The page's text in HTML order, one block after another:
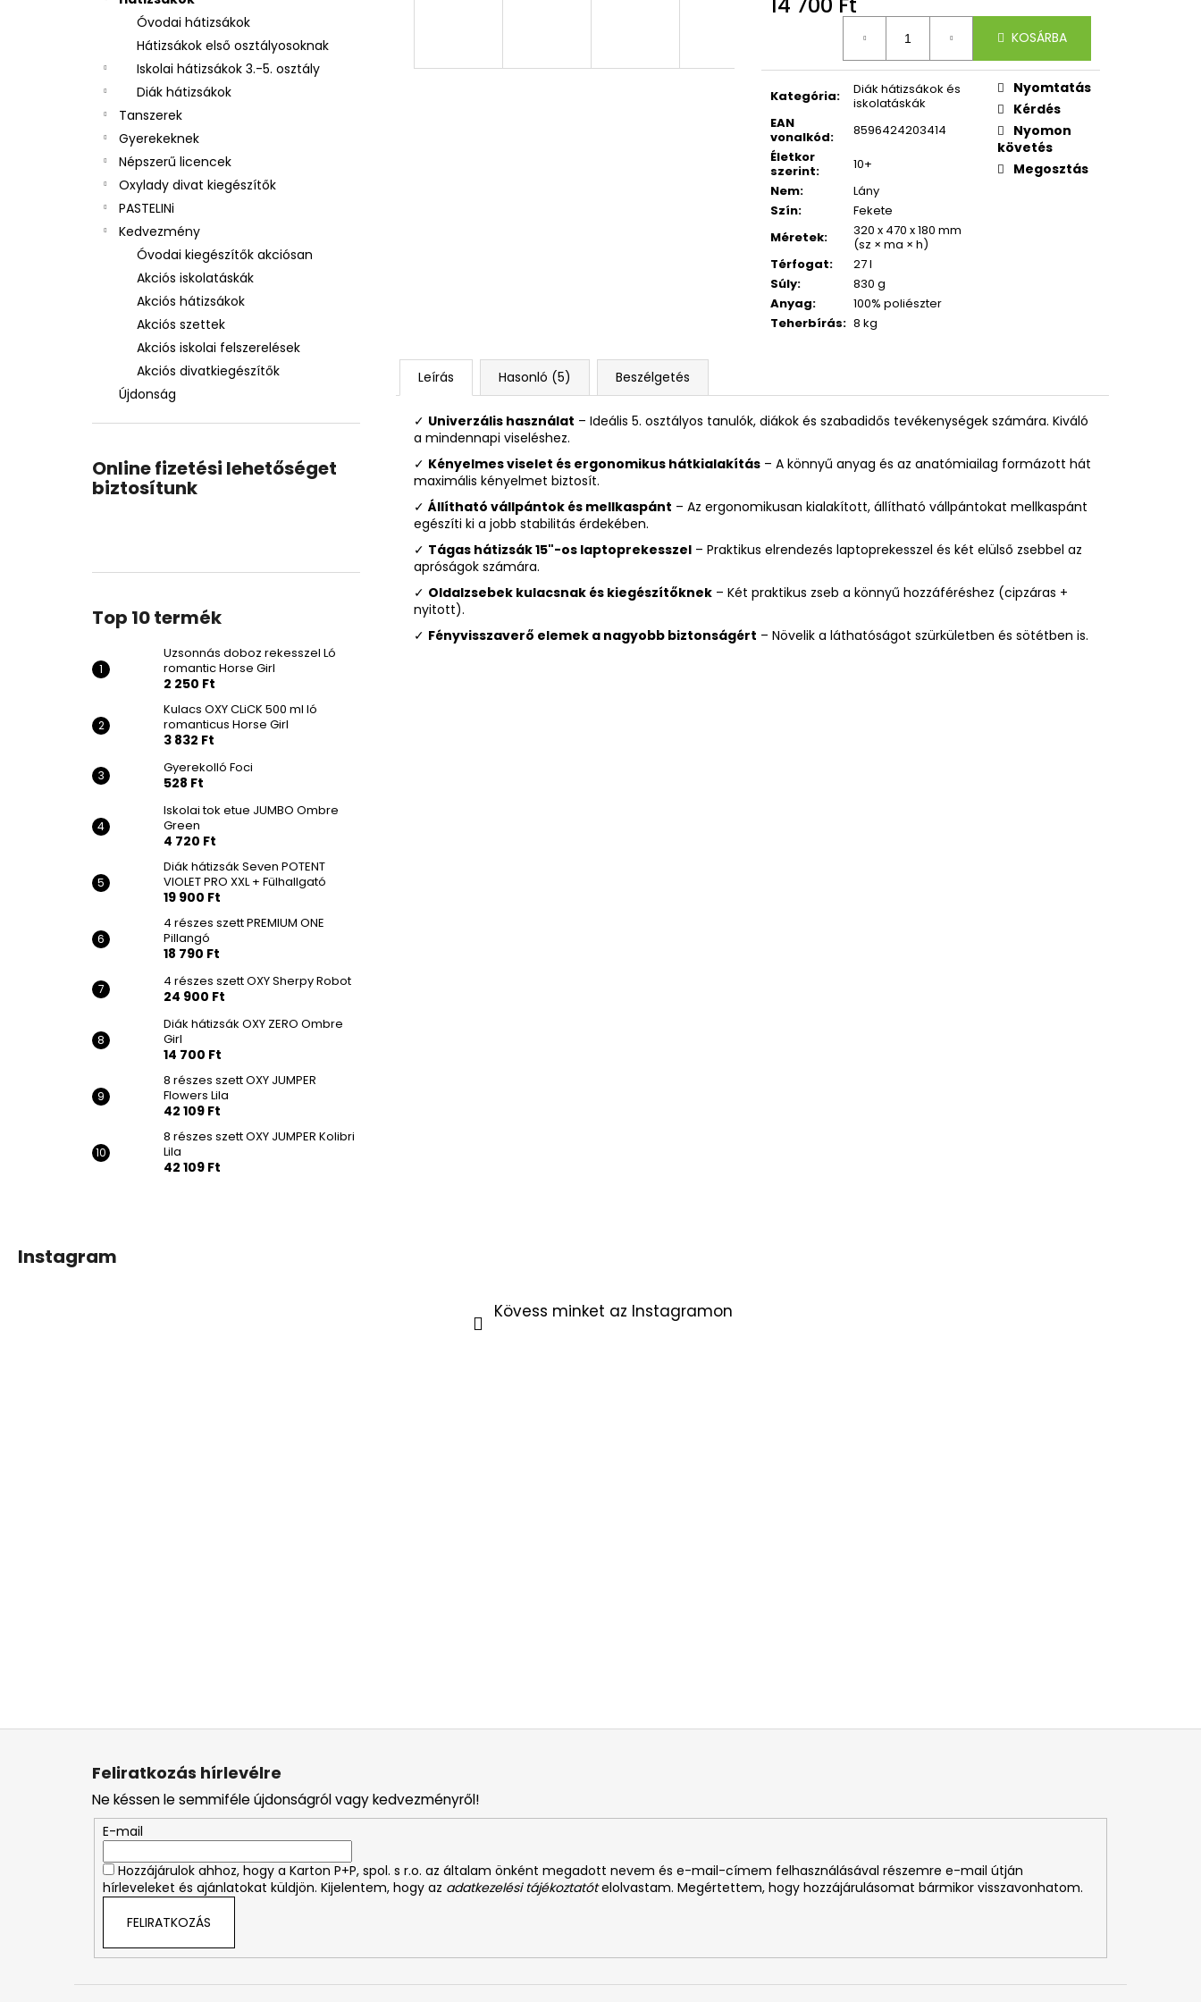
Óvodai hátizsákok
Hátizsákok első osztályosoknak
Iskolai hátizsákok 3.-5. osztály
Diák hátizsákok
Tanszerek
Gyerekeknek
Népszerű licencek
Oxylady divat kiegészítők
PASTELINi
Kedvezmény
Óvodai kiegészítők akciósan
Akciós iskolatáskák
Akciós hátizsákok
Akciós szettek
Akciós iskolai felszerelések
Akciós divatkiegészítők
Újdonság
Online fizetési lehetőséget
biztosítunk
Top 10 termék
Uzsonnás doboz rekesszel Ló
romantic Horse Girl
2 250 Ft
Kulacs OXY CLiCK 500 ml ló
romanticus Horse Girl
3 832 Ft
Gyerekolló Foci
528 Ft
Iskolai tok etue JUMBO Ombre
Green
4 720 Ft
Diák hátizsák Seven POTENT
VIOLET PRO XXL + Fülhallgató
19 900 Ft
4 részes szett PREMIUM ONE
Pillangó
18 790 Ft
4 részes szett OXY Sherpy Robot
24 900 Ft
Diák hátizsák OXY ZERO Ombre
Girl
14 700 Ft
8 részes szett OXY JUMPER
Flowers Lila
42 109 Ft
8 részes szett OXY JUMPER Kolibri
Lila
42 109 Ft
KOSÁRBA
Kategória:
Diák hátizsákok és
iskolatáskák
EAN
vonalkód:
8596424203414
Életkor
szerint:
10+
Nem:
Lány
Szín:
Fekete
Méretek:
320 x 470 x 180 mm
(sz × ma × h)
Térfogat:
27 l
Súly:
830 g
Anyag:
100% poliészter
Teherbírás: 8 kg
Nyomtatás
Kérdés
Nyomon
követés
Megosztás
Leírás Hasonló (5) Beszélgetés
✓ Univerzális használat – Ideális 5. osztályos tanulók, diákok és szabadidős tevékenységek számára. Kiváló
a mindennapi viseléshez.
✓ Kényelmes viselet és ergonomikus hátkialakítás – A könnyű anyag és az anatómiailag formázott hát
maximális kényelmet biztosít.
✓ Állítható vállpántok és mellkaspánt – Az ergonomikusan kialakított, állítható vállpántokat mellkaspánt
egészíti ki a jobb stabilitás érdekében.
✓ Tágas hátizsák 15"-os laptoprekesszel – Praktikus elrendezés laptoprekesszel és két elülső zsebbel az
apróságok számára.
✓ Oldalzsebek kulacsnak és kiegészítőknek – Két praktikus zseb a könnyű hozzáféréshez (cipzáras +
nyitott).
✓ Fényvisszaverő elemek a nagyobb biztonságért – Növelik a láthatóságot szürkületben és sötétben is.
UZSONNÁS DOBOZ REKESSZEL LÓ
ROMANTIC HORSE GIRL
2 250 Ft
GYEREKOLLÓ FOCI
Instagram
Kövess minket az Instagramon
L
Feliratkozás hírlevélre
Ne késsen le semmiféle újdonságról vagy kedvezményről!
E-mail
Hozzájárulok ahhoz, hogy a Karton P+P, spol. s r.o. az általam önként megadott nevem és e-mail-címem felhasználásával részemre e-mail útján
hírleveleket és ajánlatokat küldjön. Kijelentem, hogy az adatkezelési tájékoztatótelolvastam. Megértettem, hogy hozzájárulásomat bármikor visszavonhatom.
FELIRATKOZÁS